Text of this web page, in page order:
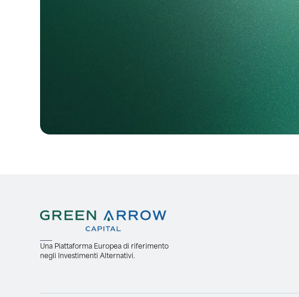
Una Piattaforma Europea di riferimento
negli Investimenti Alternativi.